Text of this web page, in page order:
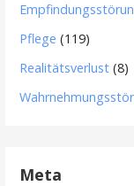
Pflege (119)
Realitätsverlust (8)
Meta